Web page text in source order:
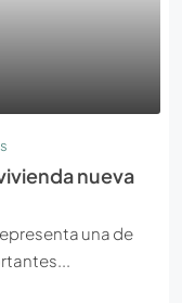
nueva
una de